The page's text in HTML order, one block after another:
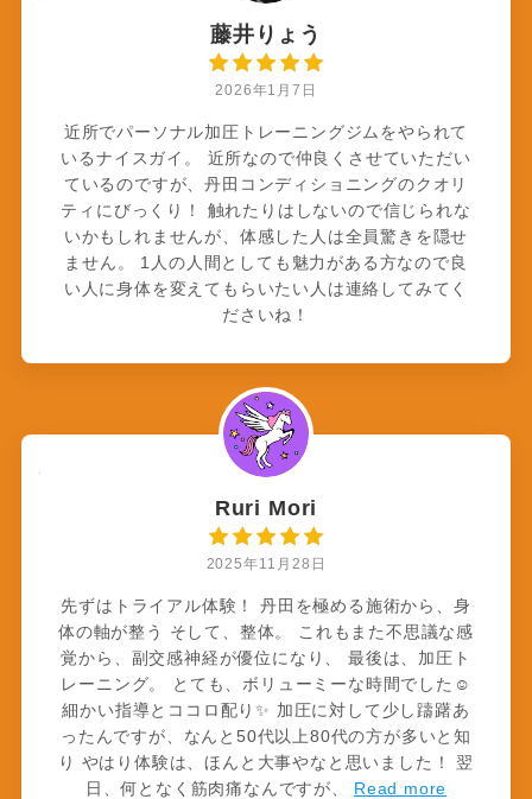
藤井りょう
2026年1月7日
近所でパーソナル加圧トレーニングジムをやられて
いるナイスガイ。 近所なので仲良くさせていただい
ているのですが、丹田コンディショニングのクオリ
ティにびっくり！ 触れたりはしないので信じられな
いかもしれませんが、体感した人は全員驚きを隠せ
ません。 1人の人間としても魅力がある方なので良
い人に身体を変えてもらいたい人は連絡してみてく
ださいね！
Ruri Mori
2025年11月28日
先ずはトライアル体験！ 丹田を極める施術から、身
体の軸が整う そして、整体。 これもまた不思議な感
覚から、副交感神経が優位になり、 最後は、加圧ト
レーニング。 とても、ボリューミーな時間でした☺️
細かい指導とココロ配り✨ 加圧に対して少し躊躇あ
ったんですが、なんと50代以上80代の方が多いと知
り やはり体験は、ほんと大事やなと思いました！ 翌
日、何となく筋肉痛なんですが、
Read more